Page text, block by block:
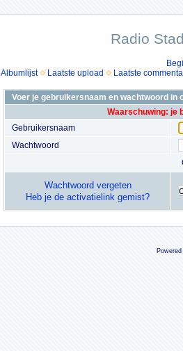
Radio
Albumlijst
Laatste upload Laatste
Voer je gebruikersnaam en wachtwoord in
Waarschuwing: je
Gebruikersnaam
Wachtwoord
Wachtwoord vergeten
Heb je de activatielink gemist?